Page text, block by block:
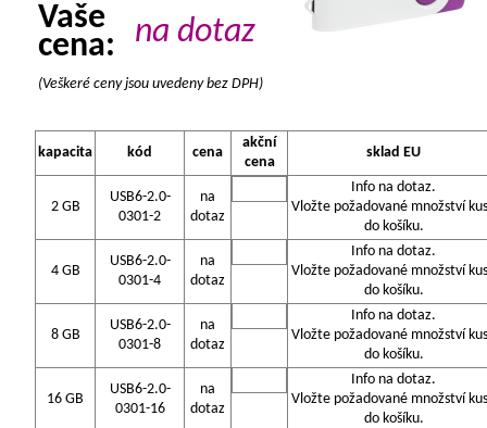
Vaše
cena:
na dotaz
(Veškeré ceny jsou uvedeny bez DPH)
kapacita kód cena
akční
cena
sklad EU
2 GB
USB6-2.0-
0301-2
na
dotaz
Info na dotaz.
Vložte požadované množství
do košíku.
4 GB
USB6-2.0-
0301-4
na
dotaz
Info na dotaz.
Vložte požadované množství
do košíku.
8 GB
USB6-2.0-
0301-8
na
dotaz
Info na dotaz.
Vložte požadované množství
do košíku.
16 GB
USB6-2.0-
0301-16
na
dotaz
Info na dotaz.
Vložte požadované množství
do košíku.